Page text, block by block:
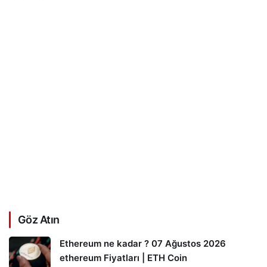
Göz Atın
Ethereum ne kadar ? 07 Ağustos 2026
ethereum Fiyatları | ETH Coin